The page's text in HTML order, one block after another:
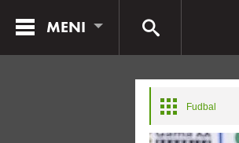
MENI
Fudbal